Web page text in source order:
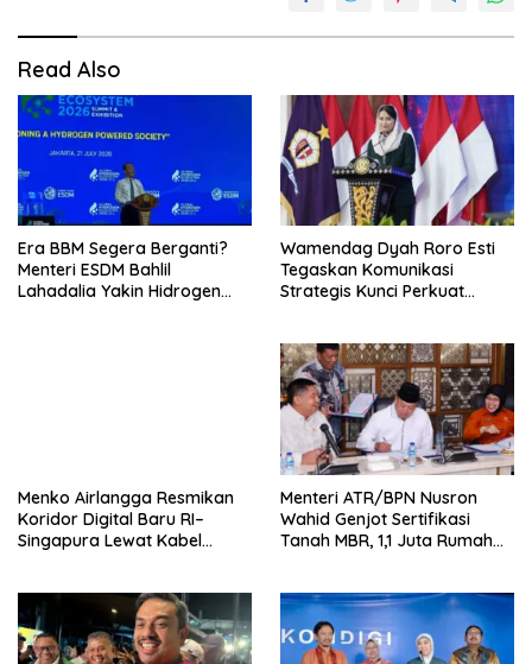
Read Also
Era BBM Segera Berganti?
Menteri ESDM Bahlil
Lahadalia Yakin Hidrogen
Wamendag Dyah Roro Esti
Tegaskan Komunikasi
Strategis Kunci Perkuat
Menko Airlangga Resmikan
Koridor Digital Baru RI–
Singapura Lewat Kabel
Menteri ATR/BPN Nusron
Wahid Genjot Sertifikasi
Tanah MBR, 1,1 Juta Rumah